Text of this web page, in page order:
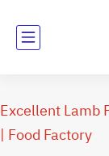
Excellent Lamb
| Food Factory